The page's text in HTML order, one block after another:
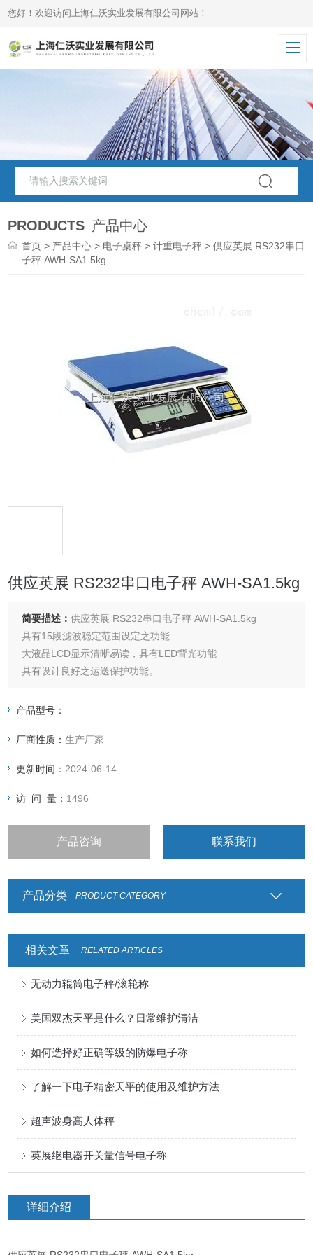
您好！欢迎访问上海仁沃实业发展有限公司网站！
PRODUCTS 产品中心
首页 > 产品中心 > 电子桌秤 >计重电子秤 > 供应英展 RS232串口
子秤 AWH-SA1.5kg
供应英展 RS232串口电子秤 AWH-SA1.5kg
简要描述：供应英展 RS232串口电子秤 AWH-SA1.5kg
具有15段滤波稳定范围设定之功能
大液晶LCD显示清晰易读，具有LED背光功能
具有设计良好之运送保护功能。
产品型号：
厂商性质：生产厂家
更新时间： 2024-06-14
访 问 量： 1496
产品咨询 联系我们
产品分类 PRODUCT CATEGORY
相关文章 RELATED ARTICLES
无动力辊筒电子秤/滚轮称
美国双杰天平是什么？日常维护清洁
如何选择好正确等级的防爆电子称
了解一下电子精密天平的使用及维护方法
超声波身高人体秤
英展继电器开关量信号电子称
详细介绍